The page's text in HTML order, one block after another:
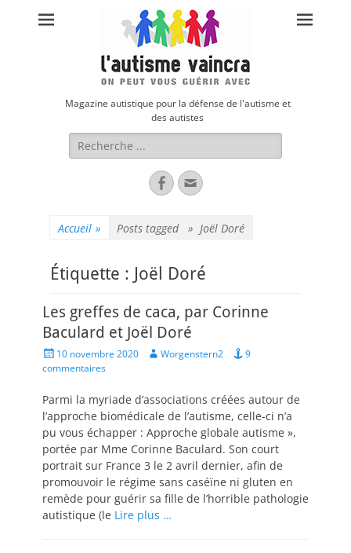
Magazine autistique pour la défense de l'autisme et
des autistes
Rechercher :
FacebookAdresse
de
Accueil » Posts tagged » Joël Doré
Étiquette : Joël Doré
Les greffes de caca, par Corinne
Baculard et Joël Doré
Posted
on
10 novembre 2020 AuthorWorgenstern2
9
commentaires
Parmi la myriade d’associations créées autour de
l’approche biomédicale de l’autisme, celle-ci n’a
pu vous échapper : Approche globale autisme »,
portée par Mme Corinne Baculard. Son court
portrait sur France 3 le 2 avril dernier, afin de
promouvoir le régime sans caséïne ni gluten en
remède pour guérir sa fille de l’horrible pathologie
autistique (le Lire plus …